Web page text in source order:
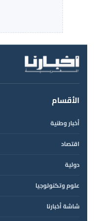
الأقسام
أخبار وطنية
اقتصاد
دولية
علوم وتكنولوجيا
شاشة أخبارنا